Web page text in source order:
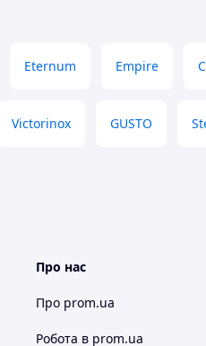
Eternum Empire
Victorinox GUSTO
Про нас
Про prom.ua
Робота в prom.ua